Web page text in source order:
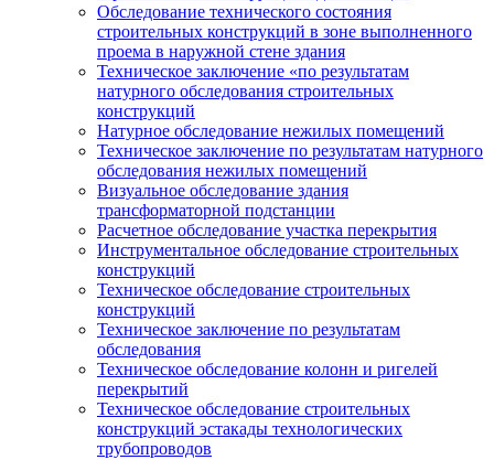
Обследование технического состояния
строительных конструкций в зоне выполненного
проема в наружной стене здания
Техническое заключение «по результатам
натурного обследования строительных
конструкций
Натурное обследование нежилых помещений
Техническое заключение по результатам натурного
обследования нежилых помещений
Визуальное обследование здания
трансформаторной подстанции
Расчетное обследование участка перекрытия
Инструментальное обследование строительных
конструкций
Техническое обследование строительных
конструкций
Техническое заключение по результатам
обследования
Техническое обследование колонн и ригелей
перекрытий
Техническое обследование строительных
конструкций эстакады технологических
трубопроводов